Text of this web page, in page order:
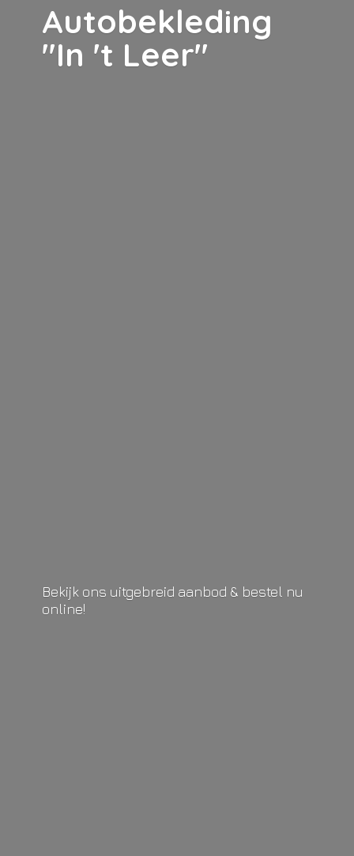
Autobekleding
"In 't Leer"
Bekijk ons uitgebreid aanbod & bestel nu
online!